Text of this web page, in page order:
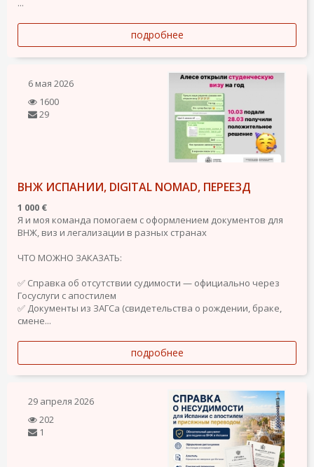
...
подробнее
6 мая 2026
1600
29
ВНЖ ИСПАНИИ, DIGITAL NOMAD, ПЕРЕЕЗД
1 000 €
Я и моя команда помогаем с оформлением документов для
ВНЖ, виз и легализации в разных странах
ЧТО МОЖНО ЗАКАЗАТЬ:
✅ Справка об отсутствии судимости — официально через
Госуслуги с апостилем
✅ Документы из ЗАГСа (свидетельства о рождении, браке,
смене...
подробнее
29 апреля 2026
202
1